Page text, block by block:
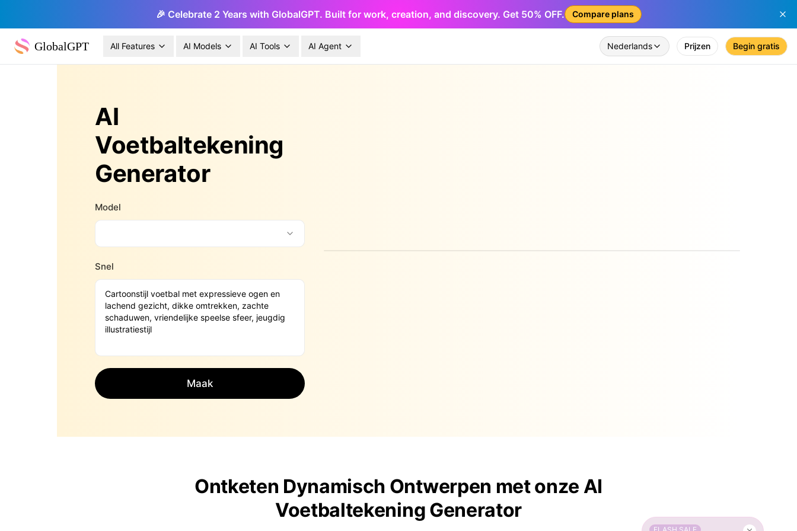
🎉 Celebrate 2 Years with GlobalGPT. Built for work, creation, and discovery. Get 50% OFF. Compare plans
GlobalGPT All Features AI Models AI Tools AI Agent Nederlands Prijzen Begin gratis
AI
Voetbaltekening
Generator
Model
Snel
Maak
Ontketen Dynamisch Ontwerpen met onze AI
Voetbaltekening Generator